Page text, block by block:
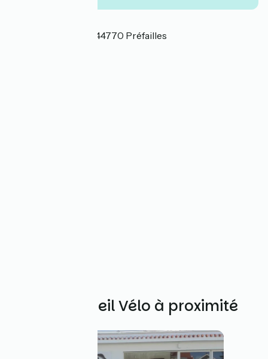
12 Place du Marché 44770 Préfailles
Autres Accueil Vélo à proximité